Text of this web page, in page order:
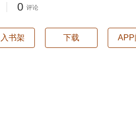
0 评论
书架 下载 APP